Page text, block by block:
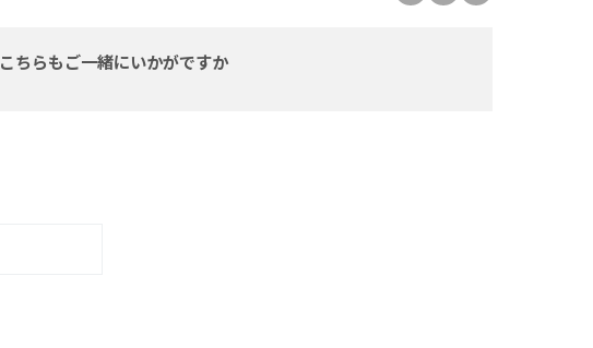
こちらもご一緒にいかがですか